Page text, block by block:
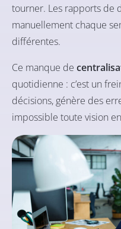
tourner. Les rapports de
manuellement chaque
différentes.
Ce manque de
quotidienne : c’est un
décisions, génère des
impossible toute vision